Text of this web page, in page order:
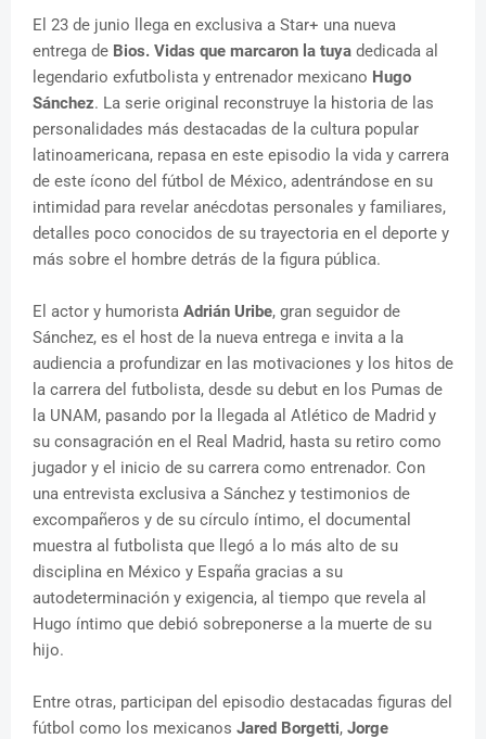
El 23 de junio llega en exclusiva a Star+ una nueva
entrega de Bios. Vidas que marcaron la tuya dedicada al
legendario exfutbolista y entrenador mexicano Hugo
Sánchez. La serie original reconstruye la historia de las
personalidades más destacadas de la cultura popular
latinoamericana, repasa en este episodio la vida y carrera
de este ícono del fútbol de México, adentrándose en su
intimidad para revelar anécdotas personales y familiares,
detalles poco conocidos de su trayectoria en el deporte y
más sobre el hombre detrás de la figura pública.
El actor y humorista Adrián Uribe, gran seguidor de
Sánchez, es el host de la nueva entrega e invita a la
audiencia a profundizar en las motivaciones y los hitos de
la carrera del futbolista, desde su debut en los Pumas de
la UNAM, pasando por la llegada al Atlético de Madrid y
su consagración en el Real Madrid, hasta su retiro como
jugador y el inicio de su carrera como entrenador. Con
una entrevista exclusiva a Sánchez y testimonios de
excompañeros y de su círculo íntimo, el documental
muestra al futbolista que llegó a lo más alto de su
disciplina en México y España gracias a su
autodeterminación y exigencia, al tiempo que revela al
Hugo íntimo que debió sobreponerse a la muerte de su
hijo.
Entre otras, participan del episodio destacadas figuras del
fútbol como los mexicanos Jared Borgetti, Jorge